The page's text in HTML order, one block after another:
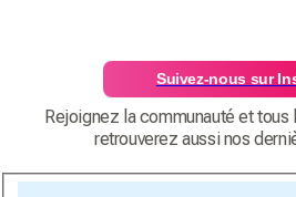
Suivez-nous sur
Rejoignez la communauté et tous
retrouverez aussi nos